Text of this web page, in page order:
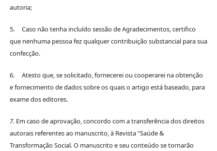
autoria;
5. Caso não tenha incluído sessão de Agradecimentos, certifico
que nenhuma pessoa fez qualquer contribuição substancial para sua
confecção.
6. Atesto que, se solicitado, fornecerei ou cooperarei na obtenção
e fornecimento de dados sobre os quais o artigo está baseado, para
exame dos editores.
7. Em caso de aprovação, concordo com a transferência dos direitos
autorais referentes ao manuscrito, à Revista "Saúde &
Transformação Social. O manuscrito e seu conteúdo se tornarão